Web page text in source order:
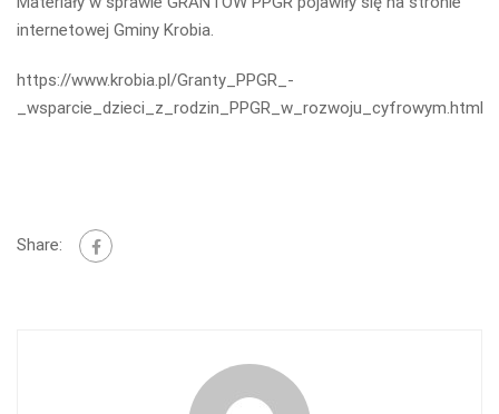
internetowej Gminy Krobia.
https://www.krobia.pl/Granty_PPGR_-
_wsparcie_dzieci_z_rodzin_PPGR_w_rozwoju_cyfrowym.html
Share: